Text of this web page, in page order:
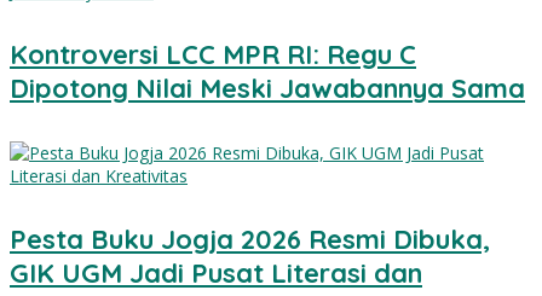
Kontroversi LCC MPR RI: Regu C
Dipotong Nilai Meski Jawabannya Sama
Pesta Buku Jogja 2026 Resmi Dibuka,
GIK UGM Jadi Pusat Literasi dan